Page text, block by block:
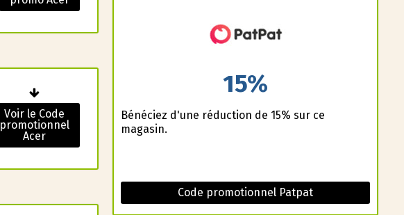
Voir le Code
promotionnel
Acer
15%
Bénéficiez d'une réduction de 15% sur ce
magasin.
Code promotionnel Patpat